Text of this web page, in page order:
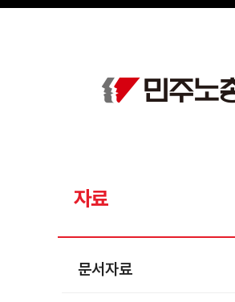
메뉴 건너뛰기
자료
문서자료
Sketchbook5, 스케치북5
Sketchbook5, 스케치북5